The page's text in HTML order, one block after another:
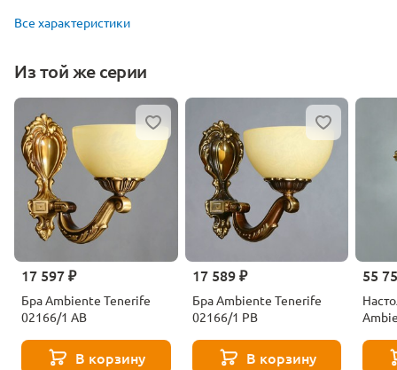
Все характеристики
Из той же серии
17 597 ₽
Бра Ambiente Tenerife
02166/1 AB
В корзину
17 589 ₽
Бра Ambiente Tenerife
02166/1 PB
В корзину
55